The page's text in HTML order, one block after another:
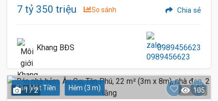
7 tỷ 350 triệu So sánh Chia sẻ
Khang BĐS 0989456623
Gần Mặt Tiền Hẻm (3 m)
1 / 2 105